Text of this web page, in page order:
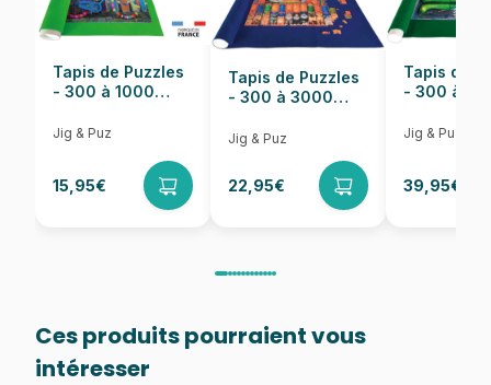
Tapis de Puzzles
- 300 à 1000
Jig & Puz
15,95€
Tapis de Puzzles
- 300 à 3000
Jig & Puz
22,95€
Tapis de
- 300 à
Jig & Puz
39,95€
Ces produits pourraient vous
intéresser